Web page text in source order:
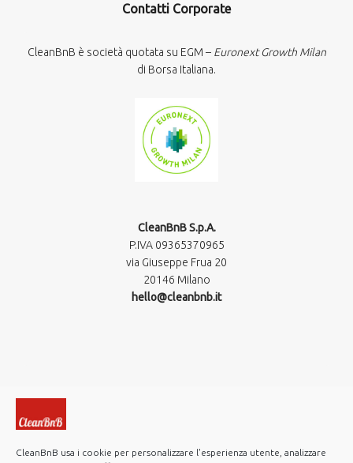
CleanBnB usa i cookie per personalizzare l'esperienza utente, analizzare
Contatti Corporate
CleanBnB è società quotata su EGM – Euronext Growth Milan
di Borsa Italiana.
CleanBnB S.p.A.
P.IVA 09365370965​
via Giuseppe Frua 20
20146 Milano
hello@cleanbnb.it